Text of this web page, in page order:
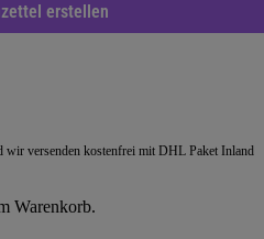
erstellen
wir versenden kostenfrei mit DHL Paket Inland
Warenkorb.